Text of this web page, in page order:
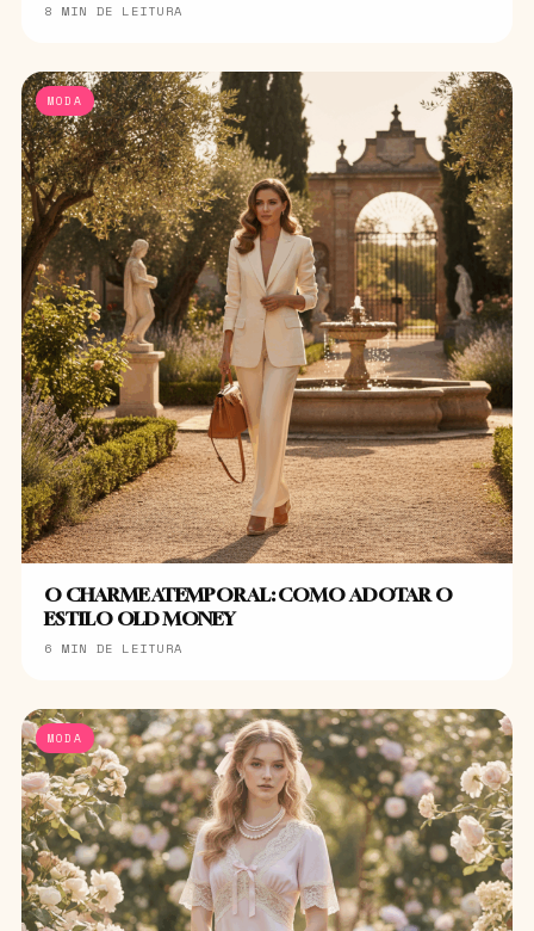
8 MIN DE LEITURA
MODA
O CHARME ATEMPORAL: COMO ADOTAR O
ESTILO OLD MONEY
6 MIN DE LEITURA
MODA